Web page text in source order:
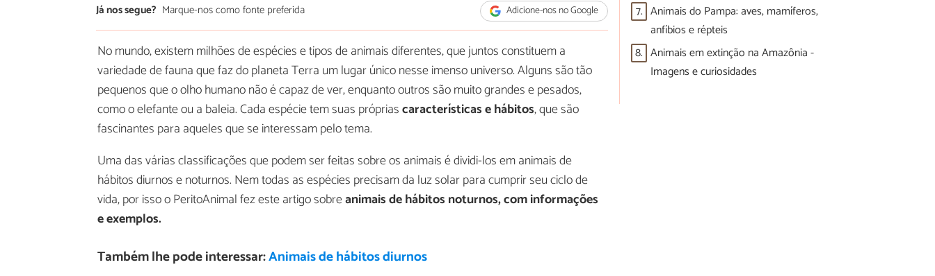
Já nos segue? Marque-nos como fonte preferida Adicione-nos no Google
No mundo, existem milhões de espécies e tipos de animais diferentes, que juntos constituem a
variedade de fauna que faz do planeta Terra um lugar único nesse imenso universo. Alguns são tão
pequenos que o olho humano não é capaz de ver, enquanto outros são muito grandes e pesados,
como o elefante ou a baleia. Cada espécie tem suas própriascaracterísticas e hábitos, que são
fascinantes para aqueles que se interessam pelo tema.
Uma das várias classificações que podem ser feitas sobre os animais é dividi-los em animais de
hábitos diurnos e noturnos. Nem todas as espécies precisam da luz solar para cumprir seu ciclo de
vida, por isso o PeritoAnimal fez este artigo sobreanimais de hábitos noturnos, com informações
e exemplos.
Também lhe pode interessar:Animais de hábitos diurnos
7. Animais do Pampa: aves, mamíferos,
anfíbios e répteis
8. Animais em extinção na Amazônia -
Imagens e curiosidades